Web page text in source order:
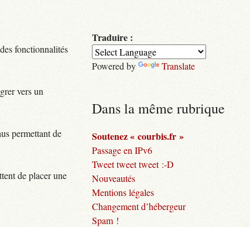
fonctionnalités
vers un
permettant de
de placer une
Traduire :
Powered by Translate
Dans la même rubrique
Soutenez « courbis.fr »
Passage en IPv6
Tweet tweet tweet :-D
Nouveautés
Mentions légales
Changement d’hébergeur
Spam !